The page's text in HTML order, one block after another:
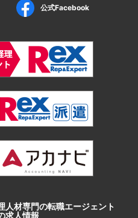
公式Facebook
人材専門の転職エージェント
求人情報